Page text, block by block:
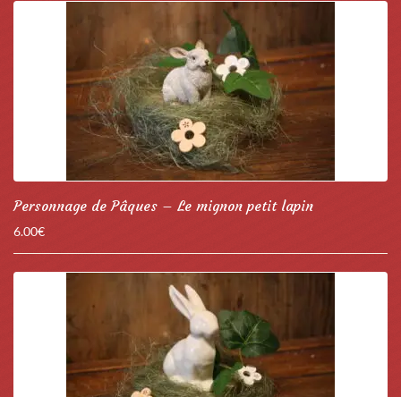
Personnage de Pâques – Le mignon petit lapin
6.00€